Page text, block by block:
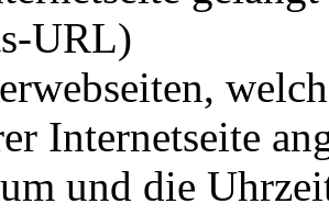
URL)
Internetseite
und die